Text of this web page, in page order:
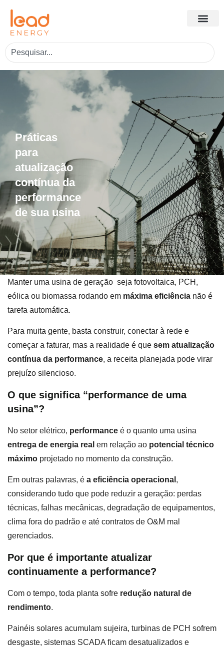
Práticas
para
atualização
contínua da
performance
de sua usina
Manter uma usina de geração seja fotovoltaica, PCH,
eólica ou biomassa rodando em máxima eficiência não é
tarefa automática.
Para muita gente, basta construir, conectar à rede e
começar a faturar, mas a realidade é que sem atualização
contínua da performance, a receita planejada pode virar
prejuízo silencioso.
O que significa “performance de uma
usina”?
No setor elétrico, performance é o quanto uma usina
entrega de energia real em relação ao potencial técnico
máximo projetado no momento da construção.
Em outras palavras, é a eficiência operacional ,
considerando tudo que pode reduzir a geração: perdas
técnicas, falhas mecânicas, degradação de equipamentos,
clima fora do padrão e até contratos de O&M mal
gerenciados.
Por que é importante atualizar
continuamente a performance?
Com o tempo, toda planta sofre redução natural de
rendimento.
Painéis solares acumulam sujeira, turbinas de PCH sofrem
desgaste, sistemas SCADA ficam desatualizados e